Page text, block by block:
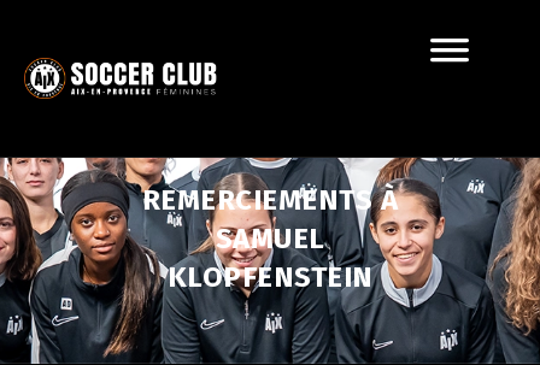
REMERCIEMENTS À
SAMUEL
KLOPFENSTEIN